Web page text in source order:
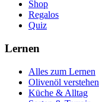
Shop
Regalos
Quiz
Lernen
Alles zum Lernen
Olivenöl verstehen
Küche & Alltag